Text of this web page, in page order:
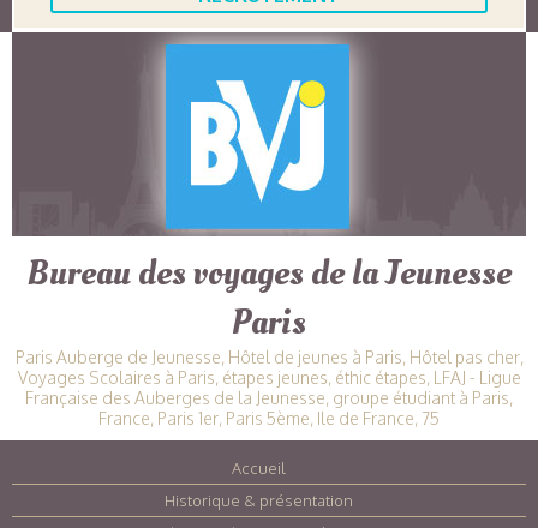
Bureau des voyages de la Jeunesse
Paris
Paris Auberge de Jeunesse, Hôtel de jeunes à Paris, Hôtel pas cher,
Voyages Scolaires à Paris, étapes jeunes, éthic étapes, LFAJ - Ligue
Française des Auberges de la Jeunesse, groupe étudiant à Paris,
France, Paris 1er, Paris 5ème, Ile de France, 75
Accueil
Historique & présentation